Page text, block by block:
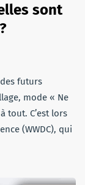
sont
futurs
mode « Ne
tout. C’est lors
(WWDC), qui